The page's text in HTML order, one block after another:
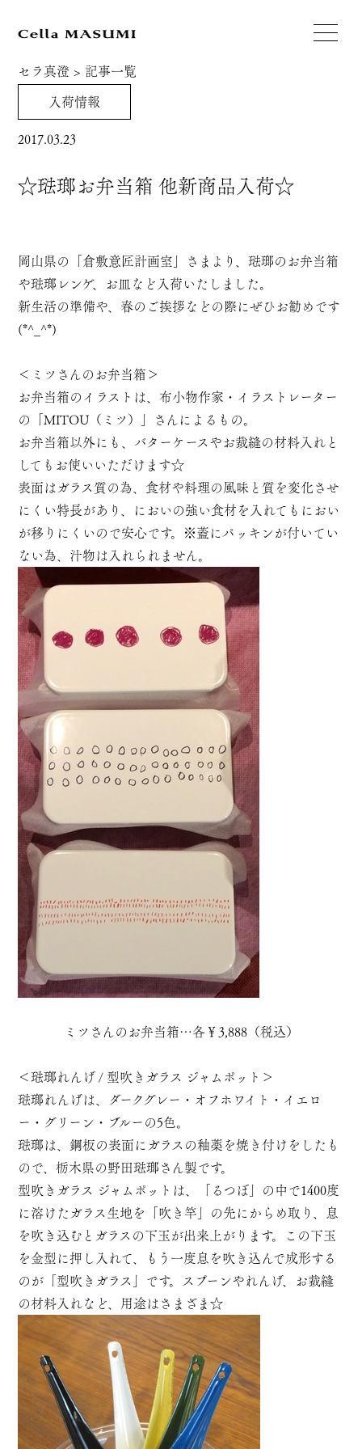
セラ真澄 > 記事一覧
入荷情報
2017.03.23
☆琺瑯お弁当箱 他新商品入荷☆
岡山県の「倉敷意匠計画室」さまより、琺瑯のお弁当箱
や琺瑯レンゲ、お皿など入荷いたしました。
新生活の準備や、春のご挨拶などの際にぜひお勧めです
(*^_^*)
＜ミツさんのお弁当箱＞
お弁当箱のイラストは、布小物作家・イラストレーター
の「MITOU（ミツ）」さんによるもの。
お弁当箱以外にも、バターケースやお裁縫の材料入れと
してもお使いいただけます☆
表面はガラス質の為、食材や料理の風味と質を変化させ
にくい特長があり、においの強い食材を入れてもにおい
が移りにくいので安心です。※蓋にパッキンが付いてい
ない為、汁物は入れられません。
ミツさんのお弁当箱…各￥3,888（税込）
＜琺瑯れんげ / 型吹きガラス ジャムポット＞
琺瑯れんげは、ダークグレー・オフホワイト・イエロ
ー・グリーン・ブルーの5色。
琺瑯は、鋼板の表面にガラスの釉薬を焼き付けをしたも
ので、栃木県の野田琺瑯さん製です。
型吹きガラス ジャムポットは、「るつぼ」の中で1400度
に溶けたガラス生地を「吹き竿」の先にからめ取り、息
を吹き込むとガラスの下玉が出来上がります。この下玉
を金型に押し入れて、もう一度息を吹き込んで成形する
のが「型吹きガラス」です。スプーンやれんげ、お裁縫
の材料入れなど、用途はさまざま☆